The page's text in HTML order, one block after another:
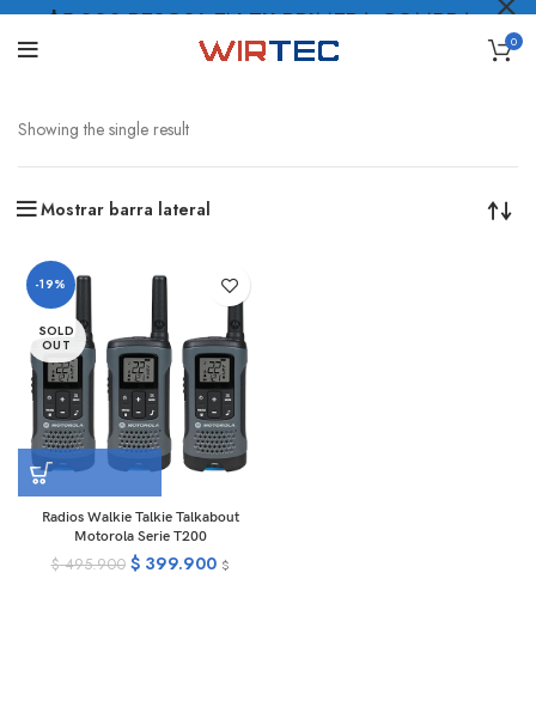
0
Showing the single result
Mostrar barra lateral
-19%
SOLD
OUT
Radios Walkie Talkie Talkabout
Motorola Serie T200
$495.900 $399.900 $
$5.000 PESOS* EN TU PRIMERA COMPRA